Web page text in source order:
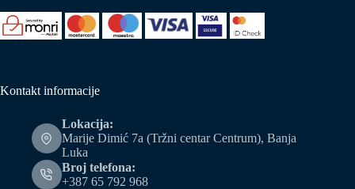
Kontakt informacije
Lokacija:
Marije Dimić 7a (Tržni centar Centrum), Banja
Luka
Broj telefona:
+387 65 792 968